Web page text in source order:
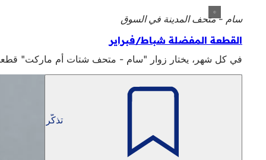
سام - متحف المدينة في السوق
القطعة المفضلة شباط/فبراير
في كل شهر، يختار زوار "سام - متحف شتات أم ماركت" قطعتهم المفضلة من
تذكّر